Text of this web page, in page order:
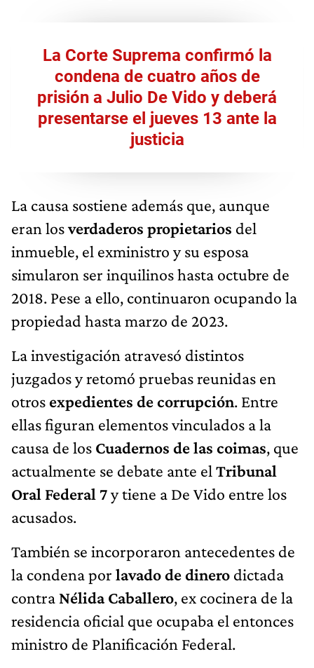
La Corte Suprema confirmó la
condena de cuatro años de
prisión a Julio De Vido y deberá
presentarse el jueves 13 ante la
justicia
La causa sostiene además que, aunque
eran losverdaderos propietarios del
inmueble, el exministro y su esposa
simularon ser inquilinos hasta octubre de
2018. Pese a ello, continuaron ocupando la
propiedad hasta marzo de 2023.
La investigación atravesó distintos
juzgados y retomó pruebas reunidas en
otros expedientes de corrupción. Entre
ellas figuran elementos vinculados a la
causa de los Cuadernos de las coimas, que
actualmente se debate ante el Tribunal
Oral Federal 7y tiene a De Vido entre los
acusados.
También se incorporaron antecedentes de
la condena por lavado de dinero dictada
contra Nélida Caballero, ex cocinera de la
residencia oficial que ocupaba el entonces
ministro de Planificación Federal.